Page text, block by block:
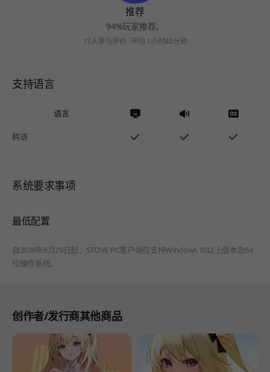
推荐
94%玩家推荐。
17人参与评价 平均 1小时40分钟
支持语言
语言
韩语
系统要求事项
最低配置
自2026年6月29日起，STOVE PC客户端仅支持Windows 10以上版本及64
位操作系统。
创作者/发行商其他商品